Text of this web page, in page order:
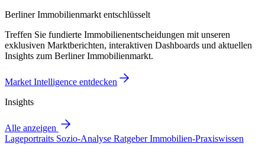
Berliner Immobilienmarkt entschlüsselt
Treffen Sie fundierte Immobilienentscheidungen mit unseren
exklusiven Marktberichten, interaktiven Dashboards und aktuellen
Insights zum Berliner Immobilienmarkt.
Market Intelligence entdecken
Insights
Alle anzeigen
Lageportraits Sozio-Analyse RatgeberImmobilien-Praxiswissen